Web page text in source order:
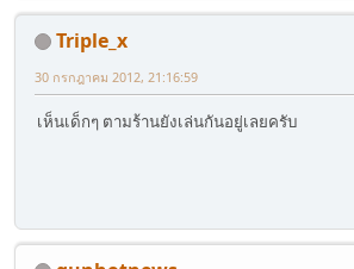
Triple_x
30 กรกฎาคม 2012, 21:16:59
เห็นเด็กๆ ตามร้านยังเล่นกันอยู่เลยครับ